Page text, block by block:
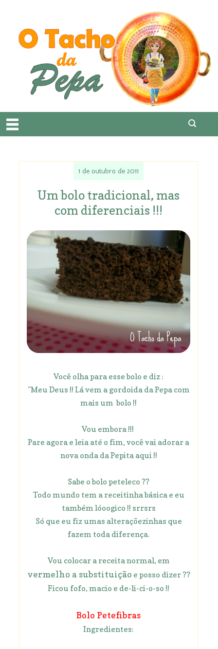
1 de outubro de 2011
Um bolo tradicional, mas
com diferenciais !!!
Você olha para esse bolo e diz :
"Meu Deus !! Lá vem a gordoida da Pepa com
mais um bolo !!
Vou embora !!!
Pare agora e leia até o fim, você vai adorar a
nova onda da Pepita aqui !!
Sabe o bolo peteleco ??
Todo mundo tem a receitinha básica e eu
também lóoogico !! srrsrs
Só que eu fiz umas alteraçõezinhas que
fazem toda diferença.
Vou colocar a receita normal, em
vermelho a substituição e posso dizer ??
Ficou fofo, macio e de-li-ci-o-so !!
Bolo Petefibras
Ingredientes: